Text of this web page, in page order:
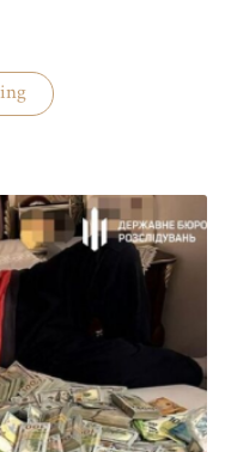
«На
Банковой
Буданова
и
Умерова»